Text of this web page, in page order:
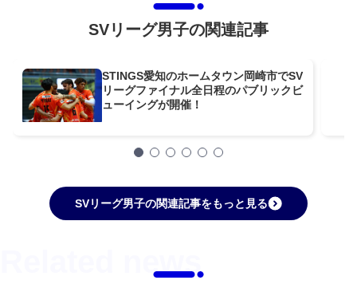
SVリーグ男子の関連記事
STINGS愛知のホームタウン岡崎市でSV
リーグファイナル全日程のパブリックビ
ューイングが開催！
SVリーグ男子の関連記事をもっと見る